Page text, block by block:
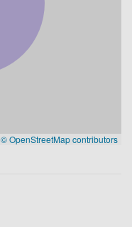
© OpenStreetMap contributors